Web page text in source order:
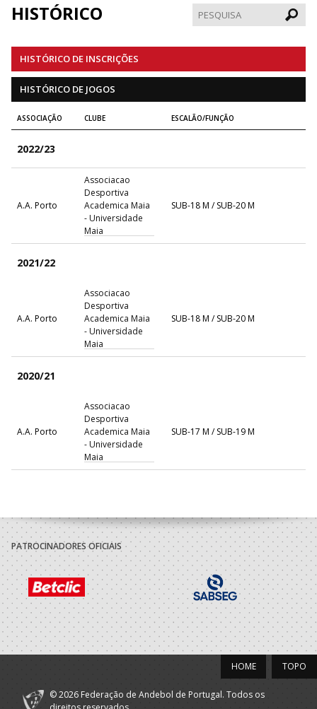
HISTÓRICO
HISTÓRICO DE INSCRIÇÕES
HISTÓRICO DE JOGOS
ASSOCIAÇÃO CLUBE ESCALÃO/FUNÇÃO
2022/23
A.A. Porto
Associacao
Desportiva
Academica Maia
- Universidade
Maia
SUB-18 M / SUB-20 M
2021/22
A.A. Porto
Associacao
Desportiva
Academica Maia
- Universidade
Maia
SUB-18 M / SUB-20 M
2020/21
A.A. Porto
Associacao
Desportiva
Academica Maia
- Universidade
Maia
SUB-17 M / SUB-19 M
A.A. Porto
Associacao
Desportiva
Academica Maia
- Universidade
Maia
Iniciados M / Juvenis M
PATROCINADORES OFICIAIS
TOPO
HOME
© 2026 Federação de Andebol de Portugal. Todos os